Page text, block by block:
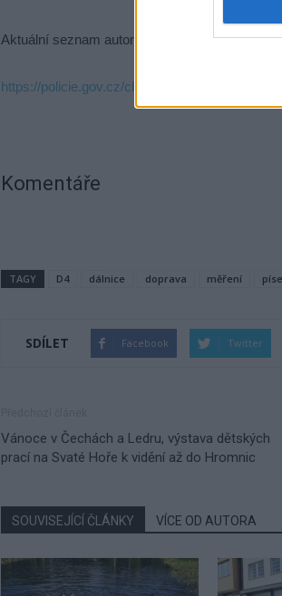
Aktuální seznam automatizovaných
https://policie.gov.cz/clanek/seznam-mist-
Komentáře
TAGY D4 dálnice doprava měření
SDÍLET Facebook Twitter
Vánoce v Čechách a Ledru, výstava dětských
prací na Svaté Hoře k vidění až do Hromnic
SOUVISEJÍCÍ ČLÁNKY VÍCE OD AUTORA